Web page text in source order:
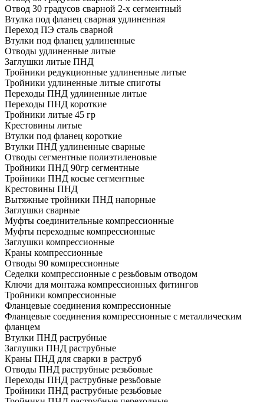
Отвод 30 градусов сварной 2-х сегментный
Втулка под фланец сварная удлиненная
Переход ПЭ сталь сварной
Втулки под фланец удлиненные
Отводы удлиненные литые
Заглушки литые ПНД
Тройники редукционные удлиненные литые
Тройники удлиненные литые спиготы
Переходы ПНД удлиненные литые
Переходы ПНД короткие
Тройники литые 45 гр
Крестовины литые
Втулки под фланец короткие
Втулки ПНД удлиненные сварные
Отводы сегментные полиэтиленовые
Тройники ПНД 90гр сегментные
Тройники ПНД косые сегментные
Крестовины ПНД
Вытяжные тройники ПНД напорные
Заглушки сварные
Муфты соединительные компрессионные
Муфты переходные компрессионные
Заглушки компрессионные
Краны компрессионные
Отводы 90 компрессионные
Седелки компрессионные с резьбовым отводом
Ключи для монтажа компрессионных фитингов
Тройники компрессионные
Фланцевые соединения компрессионные
Фланцевые соединения компрессионные с металлическим
фланцем
Втулки ПНД раструбные
Заглушки ПНД раструбные
Краны ПНД для сварки в раструб
Отводы ПНД раструбные резьбовые
Переходы ПНД раструбные резьбовые
Тройники ПНД раструбные резьбовые